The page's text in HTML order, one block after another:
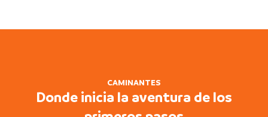
CAMINANTES
Donde inicia la aventura de los